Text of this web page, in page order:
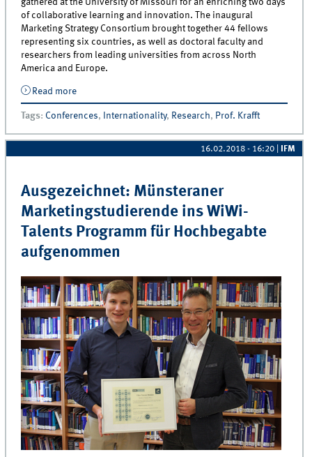
gathered at the University of Missouri for an enriching two days
of collaborative learning and innovation. The inaugural
Marketing Strategy Consortium brought together 44 fellows
representing six countries, as well as doctoral faculty and
researchers from leading universities from across North
America and Europe.
Read moreabout MCM researchers at the Marketing Strategy
Consortium and the Enhancing Sales Force
Productivity Conference in Columbia/USA
Tags: Conferences, Internationality, Research, Prof. Krafft
16.02.2018 - 16:20 IFM
Ausgezeichnet: Münsteraner
Marketingstudierende ins WiWi-
Talents Programm für Hochbegabte
aufgenommen